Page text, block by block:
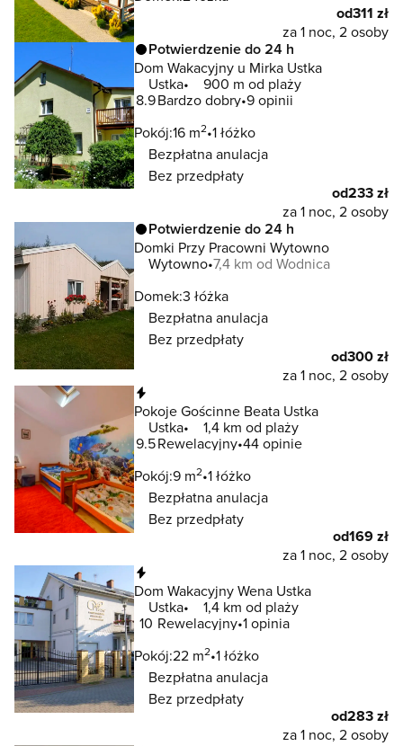
od311 zł
za 1 noc, 2 osoby
Potwierdzenie do 24 h
Dom Wakacyjny u Mirka Ustka
Ustka
900 m od plaży
8.9Bardzo dobry 9 opinii
Pokój:16 m2 1 łóżko
Bezpłatna anulacja
Bez przedpłaty
od233 zł
za 1 noc, 2 osoby
Potwierdzenie do 24 h
Domki Przy Pracowni Wytowno
Wytowno 7,4 km od Wodnica
Domek:3 łóżka
Bezpłatna anulacja
Bez przedpłaty
od300 zł
za 1 noc, 2 osoby
Pokoje Gościnne Beata Ustka
Ustka
1,4 km od plaży
9.5Rewelacyjny 44 opinie
Pokój:9 m2 1 łóżko
Bezpłatna anulacja
Bez przedpłaty
od169 zł
za 1 noc, 2 osoby
Dom Wakacyjny Wena Ustka
Ustka
1,4 km od plaży
10 Rewelacyjny 1 opinia
Pokój:22 m2 1 łóżko
Bezpłatna anulacja
Bez przedpłaty
od283 zł
za 1 noc, 2 osoby